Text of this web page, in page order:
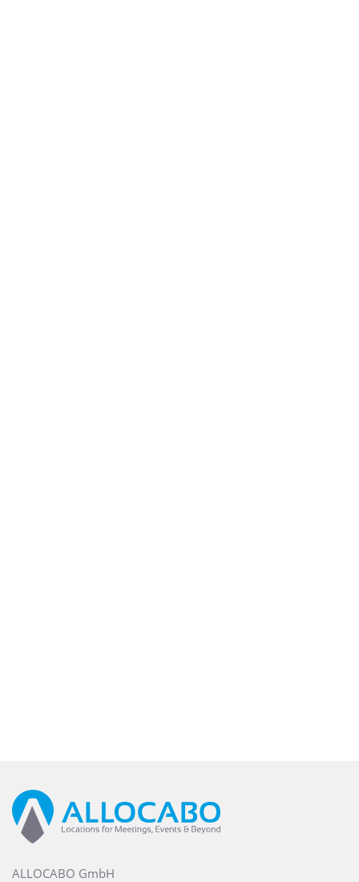
ALLOCABO GmbH